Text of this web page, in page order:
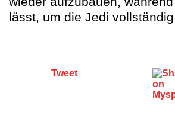
lässt, um die Jedi
Tweet